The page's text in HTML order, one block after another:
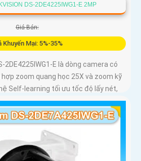
DS-2DE4225IWG1-E 2MP
Giá Bán:
Khuyến Mại: 5%-35%
2DE4225IWG1-E là dòng camera có
zoom quang học 25X và zoom kỹ
Self-learning tối ưu tốc độ lấy nét,
trợ nhận diện người và phương
mặt đồng thời